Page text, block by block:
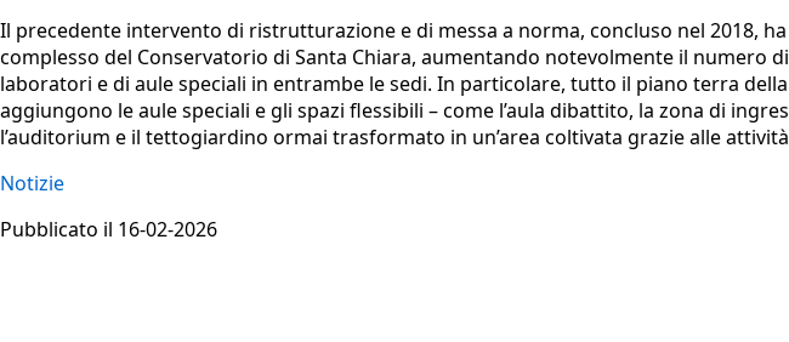
Il precedente intervento di ristrutturazione e di messa a norma, concluso nel 2018,
complesso del Conservatorio di Santa Chiara, aumentando notevolmente il
laboratori e di aule speciali in entrambe le sedi. In particolare, tutto il piano terra
aggiungono le aule speciali e gli spazi flessibili – come l’aula dibattito, la zona di
l’auditorium e il tettogiardino ormai trasformato in un’area coltivata grazie alle
Notizie
Pubblicato il 16-02-2026